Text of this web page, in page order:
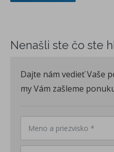
Nenašli ste čo ste
Dajte nám vedieť Vaše
my Vám zašleme
Meno a priezvisko *